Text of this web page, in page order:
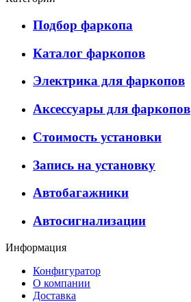
Подбор фаркопа
Каталог фаркопов
Электрика для фаркопов
Аксессуары для фаркопов
Стоимость установки
Запись на установку
Автобагажники
Автосигнализации
Информация
Конфигуратор
О компании
Доставка